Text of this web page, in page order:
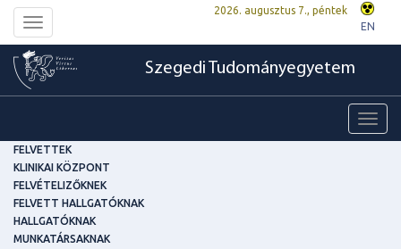
Toggle
navigation
2026. augusztus 7., péntek
EN
Szegedi Tudományegyetem
FELVETTEK
KLINIKAI KÖZPONT
FELVÉTELIZŐKNEK
FELVETT HALLGATÓKNAK
HALLGATÓKNAK
MUNKATÁRSAKNAK